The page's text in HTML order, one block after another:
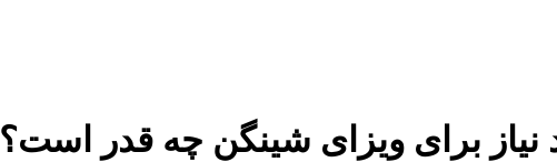
برای ویزای شینگن چه قدر است؟